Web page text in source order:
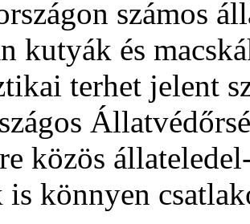
számos
kutyák és
terhet jelent
közös
is könnyen